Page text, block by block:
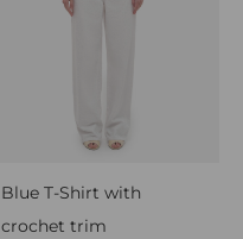
Blue T-Shirt with
crochet trim